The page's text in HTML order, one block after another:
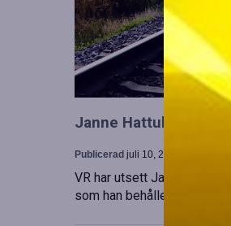
Janne Hattula
Publicerad juli 10, 2026
VR har utsett Janne
som han behåller sitt